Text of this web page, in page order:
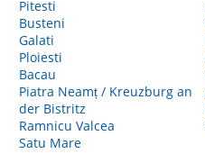
Pitesti
Busteni
Galati
Ploiesti
Bacau
Piatra Neamț / Kreuzburg an
der Bistritz
Ramnicu Valcea
Satu Mare